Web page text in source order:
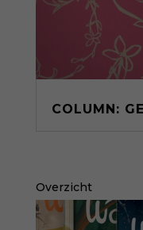
COLUMN:
Overzicht